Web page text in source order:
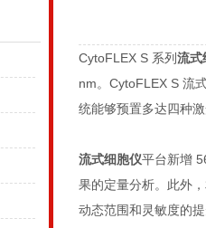
CytoFLEX S 系列流式
nm。CytoFLEX S 流
统能够预置多达四种
流式细胞仪平台新增
果的定量分析。此外
动态范围和灵敏度的